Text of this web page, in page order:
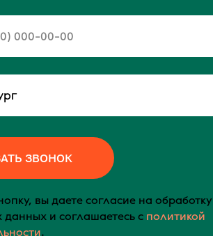
ЗВОНОК
вы даете согласие на обработку
данных и соглашаетесь c политикой
.